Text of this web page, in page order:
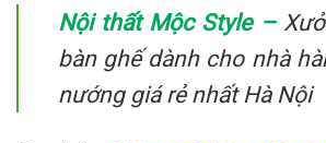
Nội thất Mộc Style –
bàn ghế dành cho nhà
nướng giá rẻ nhất Hà Nội